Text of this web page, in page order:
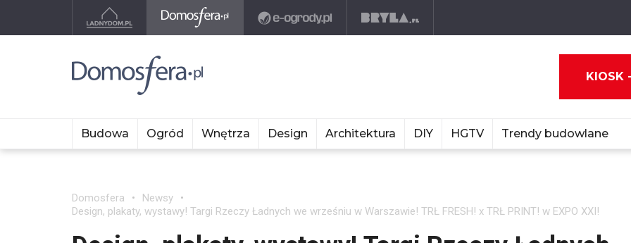
KIOSK
Budowa Ogród Wnętrza Design Architektura DIY HGTV Trendy budowlane
Domosfera
Newsy
Design, plakaty, wystawy! Targi Rzeczy Ładnych we wrześniu w Warszawie! TRŁ FRESH! x TRŁ PRINT! w EXPO XXI!